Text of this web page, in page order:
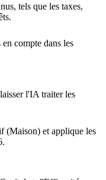
tels que les taxes,
compte dans les
l'IA traiter les
(Maison) et applique les